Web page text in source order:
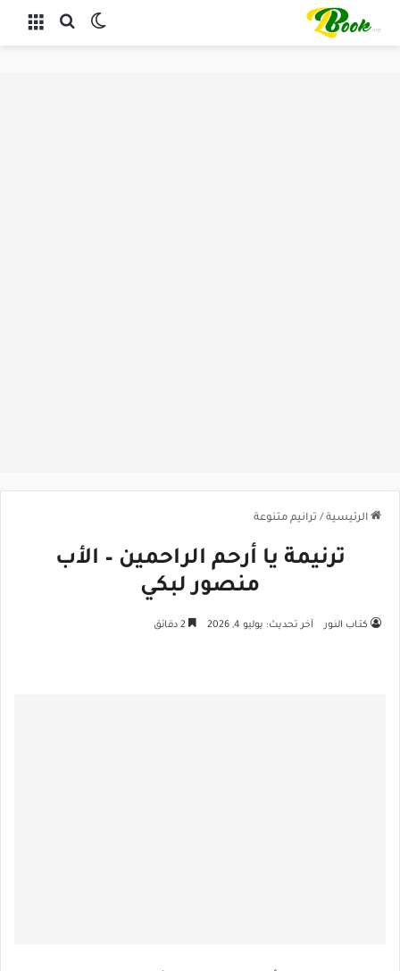
القائمة بحث عن
الرئيسية / ترانيم متنوعة
ترنيمة يا أرحم الراحمين – الأب
منصور لبكي
كتـاب النـور آخر تحديث: يوليو 4, 2026